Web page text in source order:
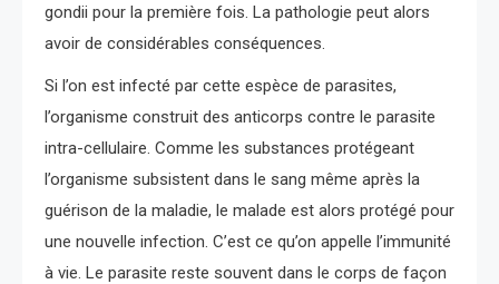
gondii pour la première fois. La pathologie peut alors
avoir de considérables conséquences.
Si l’on est infecté par cette espèce de parasites,
l’organisme construit des anticorps contre le parasite
intra-cellulaire. Comme les substances protégeant
l’organisme subsistent dans le sang même après la
guérison de la maladie, le malade est alors protégé pour
une nouvelle infection. C’est ce qu’on appelle l’immunité
à vie. Le parasite reste souvent dans le corps de façon